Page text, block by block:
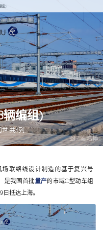
图 / 秦浩博
辆编组)
共3列
组)
联络线设计制造的基于复兴号
是我国首批量产的市域C型动车组
抵达上海。